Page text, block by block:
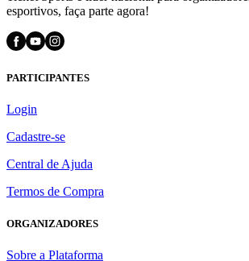
esportivos, faça parte agora!
PARTICIPANTES
Login
Cadastre-se
Central de Ajuda
Termos de Compra
ORGANIZADORES
Sobre a Plataforma